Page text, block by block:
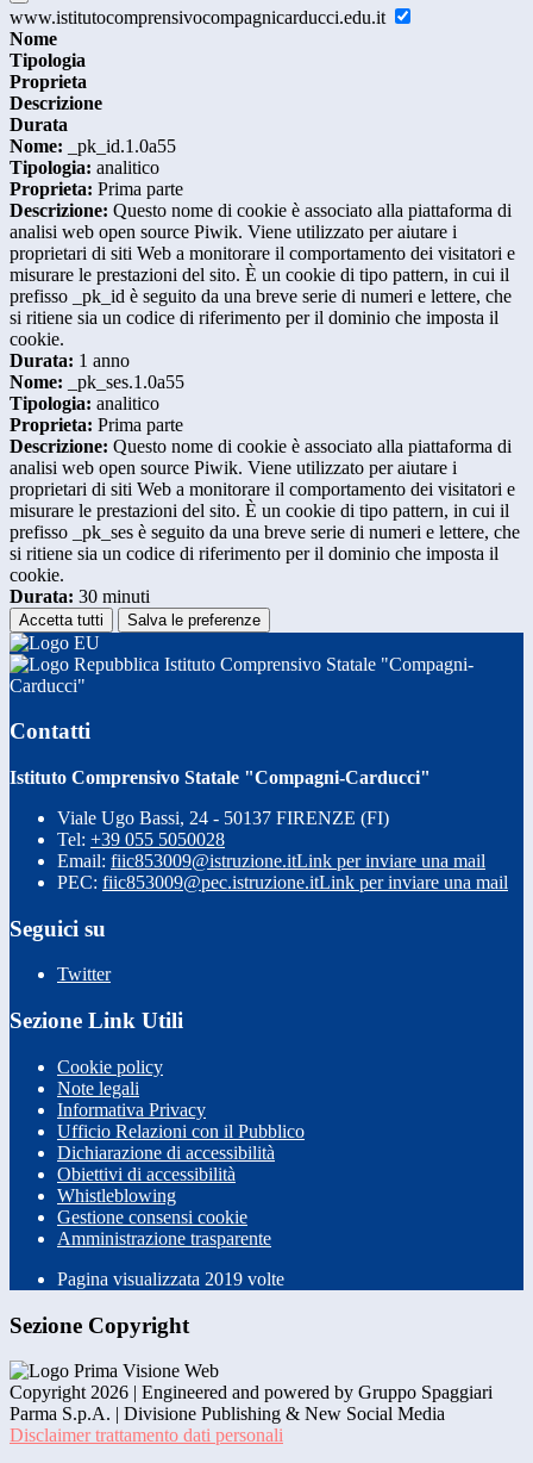
www.istitutocomprensivocompagnicarducci.edu.it
Nome
Tipologia
Proprieta
Descrizione
Durata
Nome: _pk_id.1.0a55
Tipologia: analitico
Proprieta: Prima parte
Descrizione: Questo nome di cookie è associato alla piattaforma di
analisi web open source Piwik. Viene utilizzato per aiutare i
proprietari di siti Web a monitorare il comportamento dei visitatori e
misurare le prestazioni del sito. È un cookie di tipo pattern, in cui il
prefisso _pk_id è seguito da una breve serie di numeri e lettere, che
si ritiene sia un codice di riferimento per il dominio che imposta il
cookie.
Durata: 1 anno
Nome: _pk_ses.1.0a55
Tipologia: analitico
Proprieta: Prima parte
Descrizione: Questo nome di cookie è associato alla piattaforma di
analisi web open source Piwik. Viene utilizzato per aiutare i
proprietari di siti Web a monitorare il comportamento dei visitatori e
misurare le prestazioni del sito. È un cookie di tipo pattern, in cui il
prefisso _pk_ses è seguito da una breve serie di numeri e lettere, che
si ritiene sia un codice di riferimento per il dominio che imposta il
cookie.
Durata: 30 minuti
Accetta tutti Salva le preferenze
Istituto Comprensivo Statale "Compagni-
Carducci"
Contatti
Istituto Comprensivo Statale "Compagni-Carducci"
Viale Ugo Bassi, 24 - 50137 FIRENZE (FI)
Tel: +39 055 5050028
Email: fiic853009@istruzione.itLink per inviare una mail
PEC: fiic853009@pec.istruzione.itLink per inviare una mail
Seguici su
Twitter
Sezione Link Utili
Cookie policy
Note legali
Informativa Privacy
Ufficio Relazioni con il Pubblico
Dichiarazione di accessibilità
Obiettivi di accessibilità
Whistleblowing
Gestione consensi cookie
Amministrazione trasparente
Pagina visualizzata 2019 volte
Sezione Copyright
Copyright 2026 | Engineered and powered by Gruppo Spaggiari
Parma S.p.A. | Divisione Publishing & New Social Media
Disclaimer trattamento dati personali